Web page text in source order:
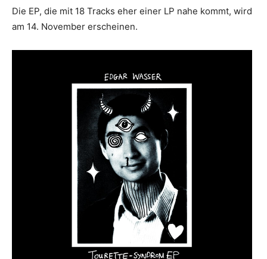
Die EP, die mit 18 Tracks eher einer LP nahe kommt, wird
am 14. November erscheinen.